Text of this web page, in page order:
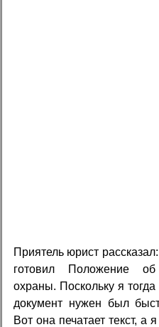
Приятель юрист
готовил Положение
охраны. Поскольку я
документ нужен был
Вот она печатает текст, а